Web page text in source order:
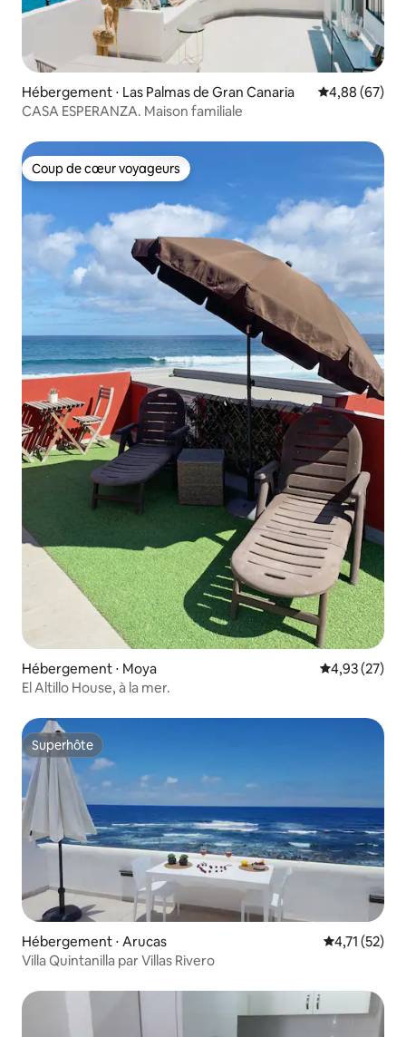
Hébergement ⋅ Las Palmas de Gran Canaria Évaluation
4,88 (67)
CASA ESPERANZA. Maison familiale
Coup de cœur voyageurs
Coup de cœur voyageurs
Hébergement ⋅ Moya Évaluation
4,93 (27)
El Altillo House, à la mer.
Superhôte
Superhôte
Hébergement ⋅ Arucas Évaluation
4,71 (52)
Villa Quintanilla par Villas Rivero